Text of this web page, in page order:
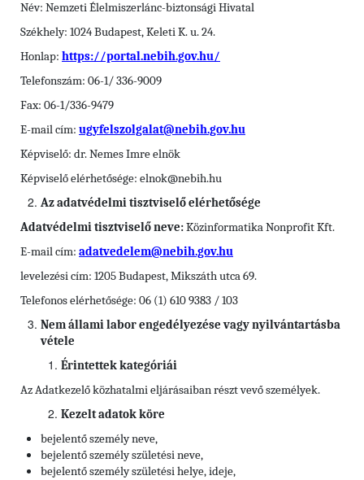
Név: Nemzeti Élelmiszerlánc-biztonsági Hivatal
Székhely: 1024 Budapest, Keleti K. u. 24.
Honlap: https://portal.nebih.gov.hu/
Telefonszám: 06-1/ 336-9009
Fax: 06-1/336-9479
E-mail cím: ugyfelszolgalat@nebih.gov.hu
Képviselő: dr. Nemes Imre elnök
Képviselő elérhetősége: elnok@nebih.hu
Az adatvédelmi tisztviselő elérhetősége
Adatvédelmi tisztviselő neve:Közinformatika Nonprofit Kft.
E-mail cím: adatvedelem@nebih.gov.hu
levelezési cím: 1205 Budapest, Mikszáth utca 69.
Telefonos elérhetősége: 06 (1) 610 9383 / 103
Nem állami labor engedélyezése vagy nyilvántartásba
vétele
Érintettek kategóriái
Az Adatkezelő közhatalmi eljárásaiban részt vevő személyek.
Kezelt adatok köre
bejelentő személy neve,
bejelentő személy születési neve,
bejelentő személy születési helye, ideje,